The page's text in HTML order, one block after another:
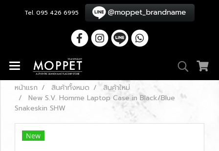
Tel. 095 426 6995
หน้าแรก สินค้าทั้งหมด
สินค้าใหม่
New S.V. Homme Laptop Case in Black/Blue
Snakeskin SHW
New